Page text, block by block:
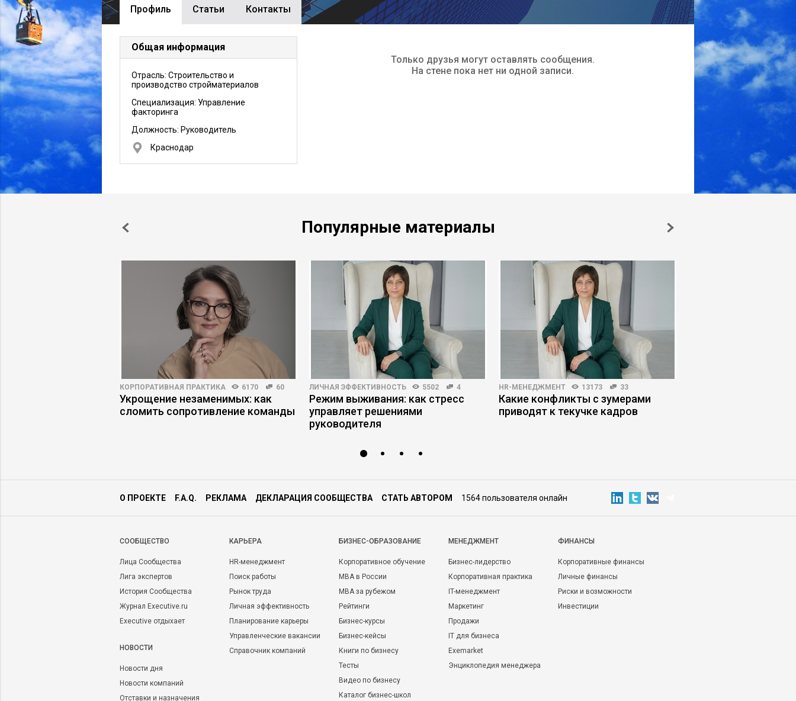
Профиль Cтатьи Контакты
Общая информация
Отрасль: Строительство и
производство стройматериалов
Специализация: Управление
факторинга
Должность: Руководитель
Краснодар
Только друзья могут оставлять сообщения.
На стене пока нет ни одной записи.
Популярные материалы
КОРПОРАТИВНАЯ ПРАКТИКА 6170 60
Укрощение незаменимых: как
сломить сопротивление команды
ЛИЧНАЯ ЭФФЕКТИВНОСТЬ 5502 4
Режим выживания: как стресс
управляет решениями
руководителя
HR-МЕНЕДЖМЕНТ 13173 33
Какие конфликты с зумерами
приводят к текучке кадров
О ПРОЕКТЕ F.A.Q. РЕКЛАМА ДЕКЛАРАЦИЯ СООБЩЕСТВА СТАТЬ АВТОРОМ 1564 пользователя онлайн
CООБЩЕСТВО
Лица Сообщества
Лига экспертов
История Сообщества
Журнал Executive.ru
Executive отдыхает
НОВОСТИ
Новости дня
Новости компаний
Отставки и назначения
КАРЬЕРА
HR-менеджмент
Поиск работы
Рынок труда
Личная эффективность
Планирование карьеры
Управленческие вакансии
Справочник компаний
БИЗНЕС-ОБРАЗОВАНИЕ
Корпоративное обучение
MBA в России
MBA за рубежом
Рейтинги
Бизнес-курсы
Бизнес-кейсы
Книги по бизнесу
Тесты
Видео по бизнесу
Каталог бизнес-школ
МЕНЕДЖМЕНТ
Бизнес-лидерство
Корпоративная практика
IT-менеджмент
Маркетинг
Продажи
IT для бизнеса
Exemarket
Энциклопедия менеджера
ФИНАНСЫ
Корпоративные финансы
Личные финансы
Риски и возможности
Инвестиции